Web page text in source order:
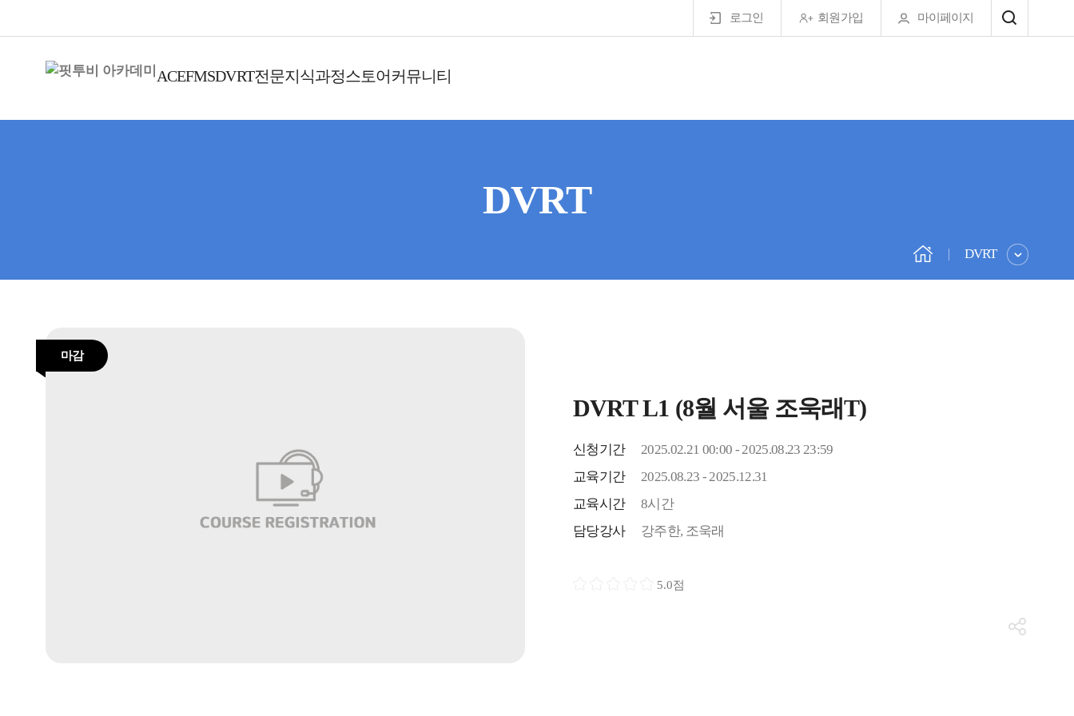
로그인 회원가입 마이페이지
ACEFMSDVRT전문지식과정스토어 커뮤니티
DVRT
DVRT
마감
DVRT L1 (8월 서울 조욱래T)
신청기간
2025.02.21 00:00 - 2025.08.23 23:59
교육기간
2025.08.23 - 2025.12.31
교육시간
8시간
담당강사
강주한, 조욱래
5.0점